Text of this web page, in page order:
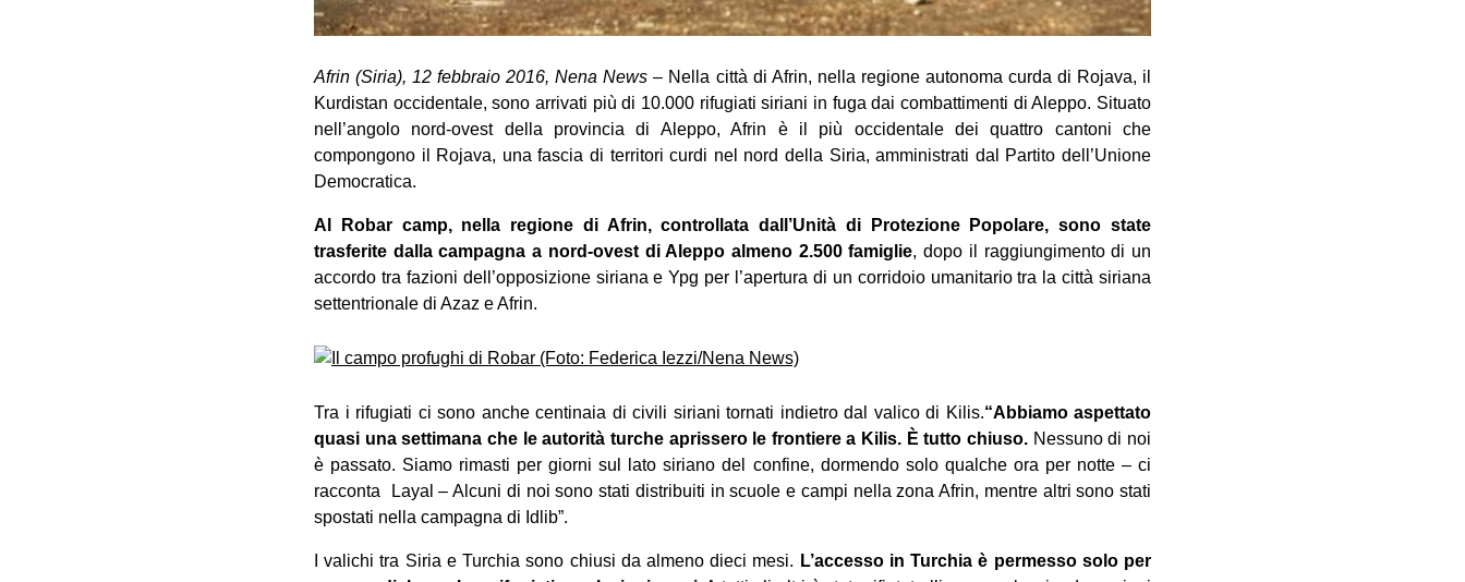
Afrin (Siria), 12 febbraio 2016, Nena News – Nella città di Afrin, nella regione autonoma curda di Rojava, il
Kurdistan occidentale, sono arrivati più di 10.000 rifugiati siriani in fuga dai combattimenti di Aleppo. Situato
nell’angolo nord-ovest della provincia di Aleppo, Afrin è il più occidentale dei quattro cantoni che
compongono il Rojava, una fascia di territori curdi nel nord della Siria, amministrati dal Partito dell’Unione
Democratica.
Al Robar camp, nella regione di Afrin, controllata dall’Unità di Protezione Popolare, sono state
trasferite dalla campagna a nord-ovest di Aleppo almeno 2.500 famiglie, dopo il raggiungimento di un
accordo tra fazioni dell’opposizione siriana e Ypg per l’apertura di un corridoio umanitario tra la città siriana
settentrionale di Azaz e Afrin.
Tra i rifugiati ci sono anche centinaia di civili siriani tornati indietro dal valico di Kilis.“Abbiamo aspettato
quasi una settimana che le autorità turche aprissero le frontiere a Kilis. È tutto chiuso. Nessuno di noi
è passato. Siamo rimasti per giorni sul lato siriano del confine, dormendo solo qualche ora per notte – ci
racconta Layal – Alcuni di noi sono stati distribuiti in scuole e campi nella zona Afrin, mentre altri sono stati
spostati nella campagna di Idlib”.
I valichi tra Siria e Turchia sono chiusi da almeno dieci mesi. L’accesso in Turchia è permesso solo per